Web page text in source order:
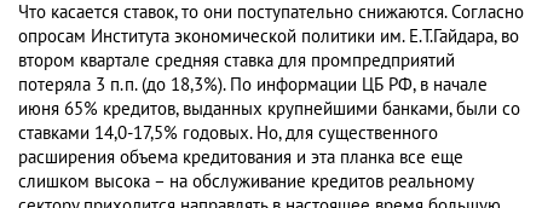
Что касается ставок, то они поступательно снижаются. Согласно
опросам Института экономической политики им. Е.Т.Гайдара, во
втором квартале средняя ставка для промпредприятий
потеряла 3 п.п. (до 18,3%). По информации ЦБ РФ, в начале
июня 65% кредитов, выданных крупнейшими банками, были со
ставками 14,0-17,5% годовых. Но, для существенного
расширения объема кредитования и эта планка все еще
слишком высока – на обслуживание кредитов реальному